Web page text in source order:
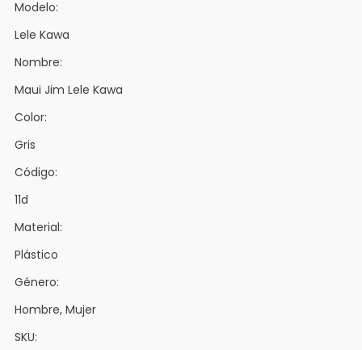
Modelo:
Lele Kawa
Nombre:
Maui Jim Lele Kawa
Color:
Gris
Código:
11d
Material:
Plástico
Género:
Hombre, Mujer
SKU: